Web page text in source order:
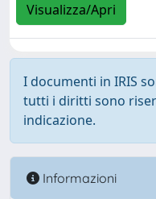
Visualizza/Apri
I documenti in IRIS
tutti i diritti sono
indicazione.
Informazioni